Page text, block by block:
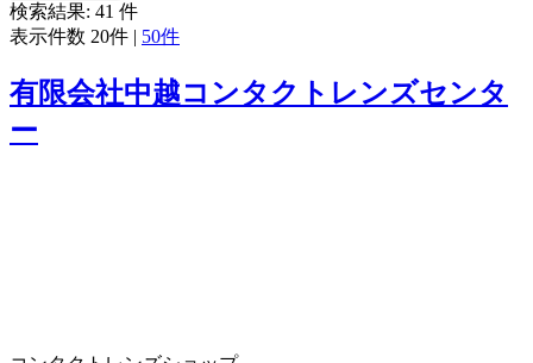
検索結果: 41 件
表示件数 20件 | 50件
有限会社中越コンタクトレンズセンタ
ー